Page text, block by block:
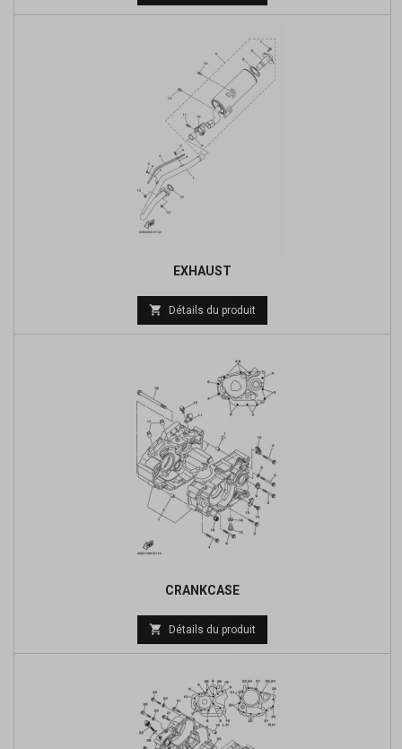
de
EXHAUST
Prix
de
 Détails du produit
CRANKCASE
Prix
de
 Détails du produit